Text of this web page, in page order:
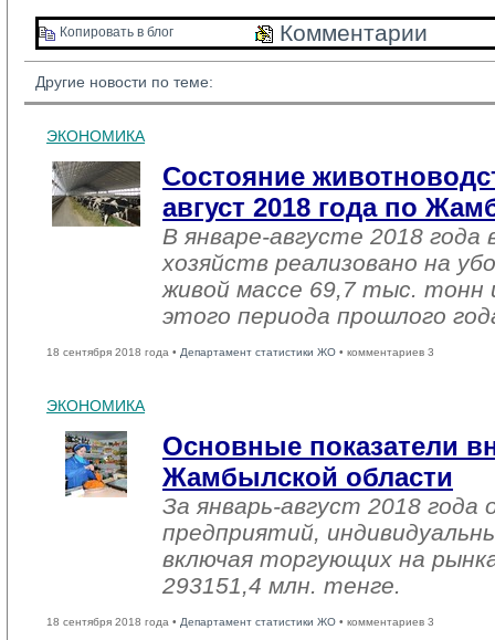
Копировать в блог Комментарии
Другие новости по теме:
ЭКОНОМИКА
Состояние
август 2018 года по
В январе-августе 2018 года
хозяйств реализовано на
живой массе 69,7 тыс. тонн
этого периода прошлого
18 сентября 2018 года • Департамент статистики ЖО • комментариев 3
ЭКОНОМИКА
Основные показатели
Жамбылской области
За январь-август 2018
предприятий,
включая торгующих на
293151,4 млн. тенге.
18 сентября 2018 года • Департамент статистики ЖО • комментариев 3